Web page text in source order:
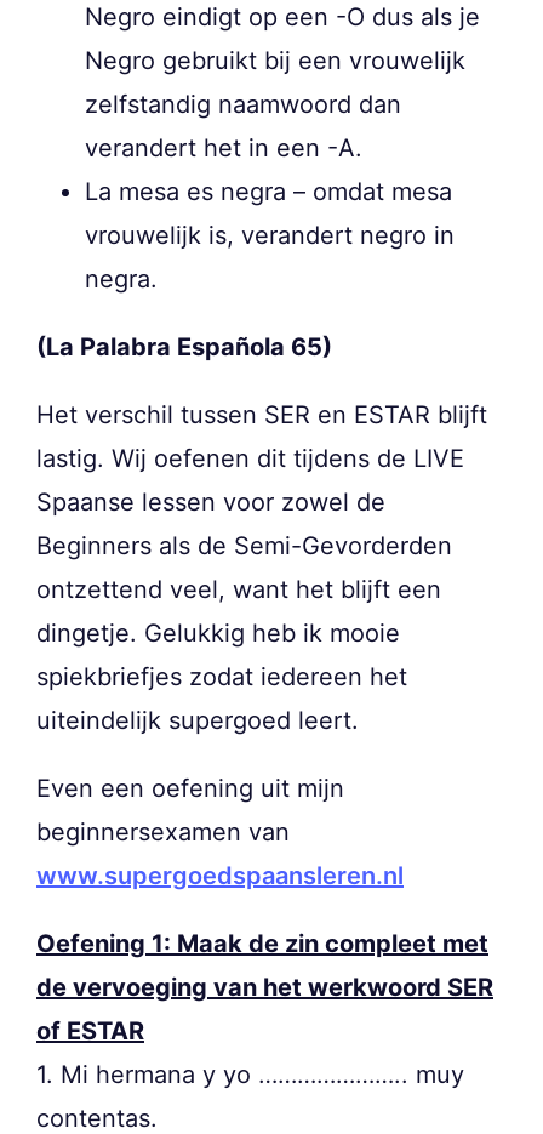
Negro eindigt op een -O dus als je
Negro gebruikt bij een vrouwelijk
zelfstandig naamwoord dan
verandert het in een -A.
La mesa es negra – omdat mesa
vrouwelijk is, verandert negro in
negra.
(La Palabra Española 65)
Het verschil tussen SER en ESTAR blijft
lastig. Wij oefenen dit tijdens de LIVE
Spaanse lessen voor zowel de
Beginners als de Semi-Gevorderden
ontzettend veel, want het blijft een
dingetje. Gelukkig heb ik mooie
spiekbriefjes zodat iedereen het
uiteindelijk supergoed leert.
Even een oefening uit mijn
beginnersexamen van
www.supergoedspaansleren.nl
Oefening 1: Maak de zin compleet met
de vervoeging van het werkwoord SER
of ESTAR
1. Mi hermana y yo ………………….. muy
contentas.